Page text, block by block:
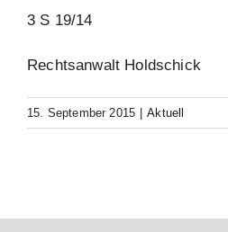
3 S 19/14
Rechtsanwalt Holdschick
15. September 2015 Aktuell